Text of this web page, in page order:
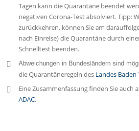
Tagen kann die Quarantäne beendet
negativen Corona-Test absolviert. Tipp:
zurückkehren, können Sie am
nach Einreise) die Quarantäne durch
Schnelltest beenden.
Abweichungen in Bundesländern sind
die Quarantäneregeln des Landes
Eine Zusammenfassung finden Sie auch
ADAC.